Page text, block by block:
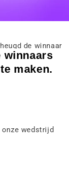
de
winnaars
maken.
onze wedstrijd